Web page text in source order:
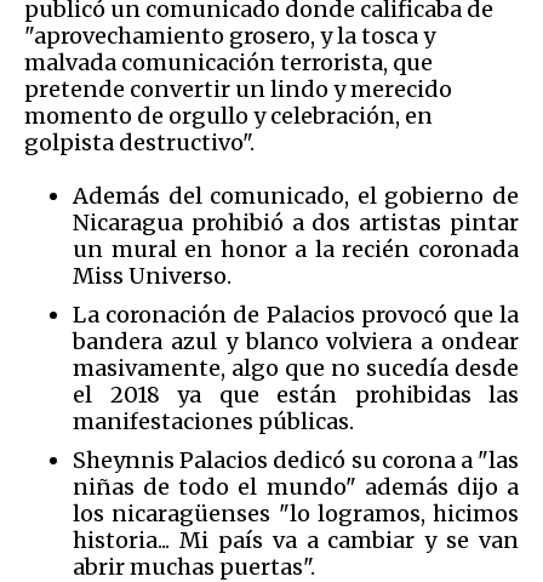
publicó un comunicado donde calificaba de
"aprovechamiento grosero, y la tosca y
malvada comunicación terrorista, que
pretende convertir un lindo y merecido
momento de orgullo y celebración, en
golpista destructivo".
Además del comunicado, el gobierno de
Nicaragua prohibió a dos artistas pintar
un mural en honor a la recién coronada
Miss Universo.
La coronación de Palacios provocó que la
bandera azul y blanco volviera a ondear
masivamente, algo que no sucedía desde
el 2018 ya que están prohibidas las
manifestaciones públicas.
Sheynnis Palacios dedicó su corona a "las
niñas de todo el mundo" además dijo a
los nicaragüenses "lo logramos, hicimos
historia... Mi país va a cambiar y se van
abrir muchas puertas".